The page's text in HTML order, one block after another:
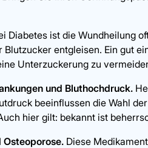
Diabetes ist die Wundheilung
Blutzucker entgleisen. Ein gut
Unterzuckerung zu
und Bluthochdruck.
beeinflussen die Wahl
hier gilt: bekannt ist
Osteoporose. Diese